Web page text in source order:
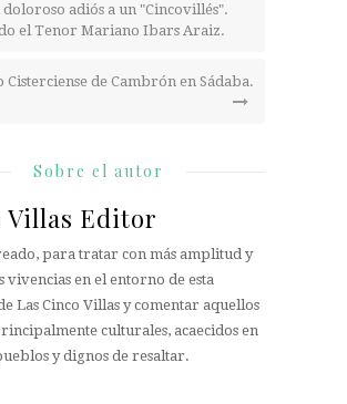
adiós a un "Cincovillés".
el Tenor Mariano Ibars Araiz.
Cisterciense de Cambrón en Sádaba.
Sobre el autor
Villas Editor
para tratar con más amplitud y
vivencias en el entorno de esta
Las Cinco Villas y comentar aquellos
culturales, acaecidos en
y dignos de resaltar.